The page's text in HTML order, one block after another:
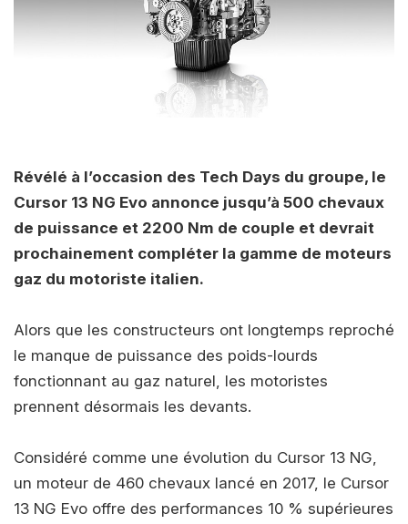
Révélé à l’occasion des Tech Days du groupe, le
Cursor 13 NG Evo annonce jusqu’à 500 chevaux
de puissance et 2200 Nm de couple et devrait
prochainement compléter la gamme de moteurs
gaz du motoriste italien.
Alors que les constructeurs ont longtemps reproché
le manque de puissance des poids-lourds
fonctionnant au gaz naturel, les motoristes
prennent désormais les devants.
Considéré comme une évolution du Cursor 13 NG,
un moteur de 460 chevaux lancé en 2017, le Cursor
13 NG Evo offre des performances 10 % supérieures